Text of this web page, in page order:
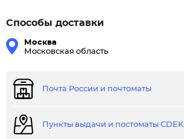
Способы доставки
Москва
Московская область
Почта России и почтоматы
Пункты выдачи и постоматы CDEK